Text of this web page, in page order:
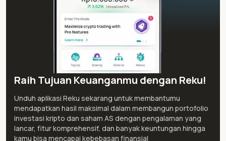
Raih Tujuan Keuanganmu dengan Reku!
Unduh aplikasi Reku sekarang untuk membantumu
mendapatkan hasil maksimal dalam membangun portofolio
investasi kripto dan saham AS dengan pengalaman yang
lancar, fitur komprehensif, dan banyak keuntungan hingga
kamu bisa mencapai kebebasan finansial